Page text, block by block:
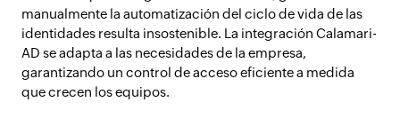
manualmente la automatización del ciclo de vida de las
identidades resulta insostenible. La integración Calamari-
AD se adapta a las necesidades de la empresa,
garantizando un control de acceso eficiente a medida
que crecen los equipos.